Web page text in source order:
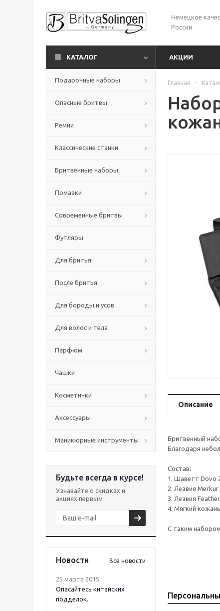
Немецкое
России
КАТАЛОГ АКЦИИ
Подарочные наборы
Опасные бритвы
Ремни
Классические станки
Бритвенные наборы
Помазки
Современные бритвы
Футляры
Для бритья
После бритья
Для бороды и усов
Для волос и тела
Парфюм
Чашки
Косметички
Аксессуары
Маникюрные инструменты
Будьте всегда в курсе!
Узнавайте о скидках и
акциях первым
Новости Все новости
25 марта 2015
Опасайтесь китайских
подделок.
Главная -
Описание
Бритвенный
Благодаря
Состав:
1. Шаветт Dovo
2. Лезвия
3. Лезвия
4. Мягкий
С таким